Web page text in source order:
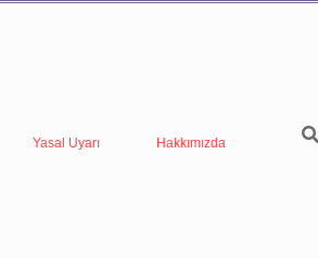
Yasal Uyarı Hakkımızda